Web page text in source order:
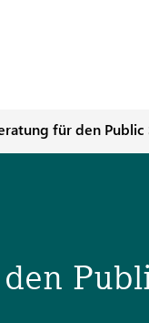
für den Public